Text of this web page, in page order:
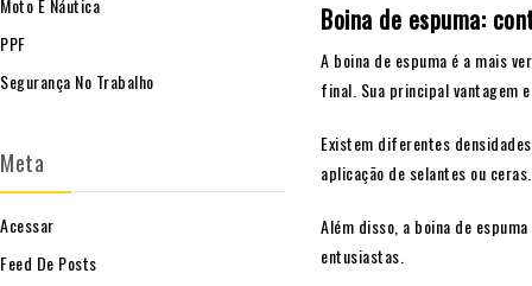
Boina de espuma:
A boina de espuma é a mais
final. Sua principal vantagem
Existem diferentes
aplicação de selantes ou
Além disso, a boina de
entusiastas.
PPF
Segurança No Trabalho
Meta
Acessar
Feed De Posts